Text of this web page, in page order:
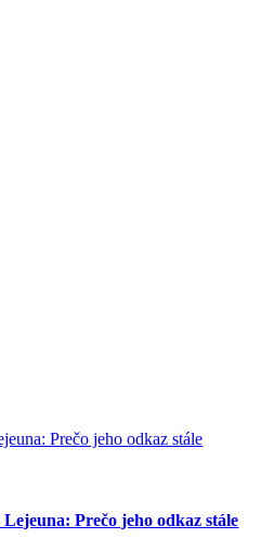
Prečo jeho odkaz stále
Prečo jeho odkaz stále